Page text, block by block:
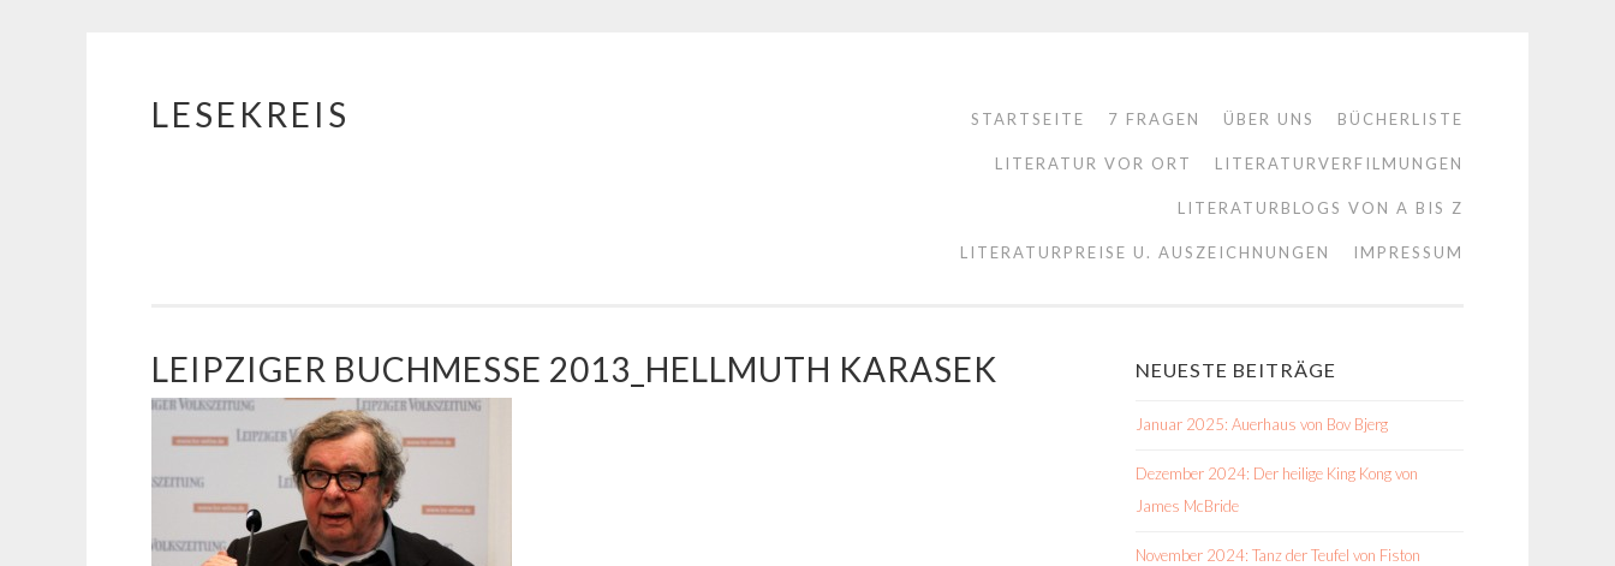
Springe
LESEKREIS STARTSEITE 7 FRAGEN ÜBER UNS BÜCHERLISTE
LITERATUR VOR ORT LITERATURVERFILMUNGEN
LITERATURBLOGS VON A BIS Z
LITERATURPREISE U. AUSZEICHNUNGEN IMPRESSUM
LEIPZIGER BUCHMESSE 2013_HELLMUTH KARASEK NEUESTE BEITRÄGE
Januar 2025: Auerhaus von Bov Bjerg
Dezember 2024: Der heilige King Kong von
James McBride
November 2024: Tanz der Teufel von Fiston